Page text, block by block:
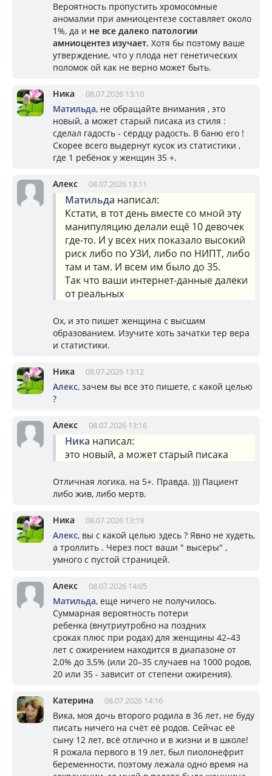
Вероятность пропустить хромосомные
аномалии при амниоцентезе составляет около
1%, да и не все далеко патологии
амниоцентез изучает. Хотя бы поэтому ваше
утверждение, что у плода нет генетических
поломок ой как не верно может быть.
Ника 08.07.2026 13:10
Матильда, не обращайте внимания , это
новый, а может старый писака из стиля :
сделал гадость - сердцу радость. В баню его !
Скорее всего выдернут кусок из статистики ,
где 1 ребёнок у женщин 35 +.
Алекс 08.07.2026 13:11
Матильда написал:
Кстати, в тот день вместе со мной эту
манипуляцию делали ещё 10 девочек
где-то. И у всех них показало высокий
риск либо по УЗИ, либо по НИПТ, либо
там и там. И всем им было до 35.
Так что ваши интернет-данные далеки
от реальных
Ох, и это пишет женщина с высшим
образованием. Изучите хоть зачатки тер вера
и статистики.
Ника 08.07.2026 13:12
Алекс, зачем вы все это пишете, с какой целью
?
Алекс 08.07.2026 13:16
Ника написал:
это новый, а может старый писака
Отличная логика, на 5+. Правда. ))) Пациент
либо жив, либо мертв.
Ника 08.07.2026 13:19
Алекс, вы с какой целью здесь ? Явно не худеть,
а троллить . Через пост ваши " высеры" ,
умного с пустой страницей.
Алекс 08.07.2026 14:05
Матильда, еще ничего не получилось.
Суммарная вероятность потери
ребенка (внутриутробно на поздних
сроках плюс при родах) для женщины 42–43
лет с ожирением находится в диапазоне от
2,0% до 3,5% (или 20–35 случаев на 1000 родов,
20 или 35 - зависит от степени ожирения).
Катерина 08.07.2026 14:16
Вика, моя дочь второго родила в 36 лет, не буду
писать ничего на счёт её родов. Сейчас её
сыну 12 лет, всё отлично и в жизни и в школе!
Я рожала первого в 19 лет, был пиолонефрит
беременности, поэтому лежала одно время на